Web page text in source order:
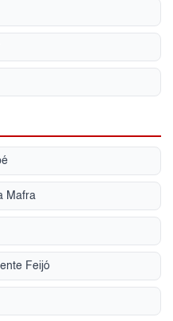
Mafra
Feijó